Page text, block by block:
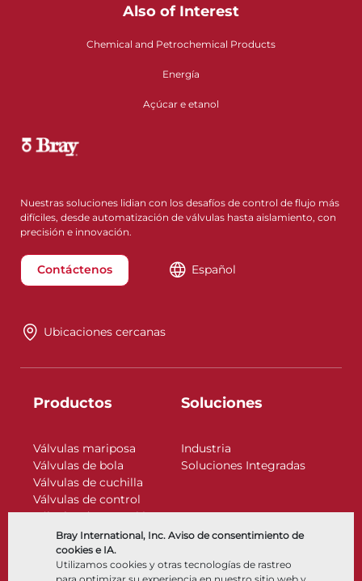
Bray International, Inc. Aviso de consentimiento de
cookies e IA.
Utilizamos cookies y otras tecnologías de rastreo
Also of Interest
Chemical and Petrochemical Products
Energía
Açúcar e etanol
Nuestras soluciones lidian con los desafíos de control de flujo más
difíciles, desde automatización de válvulas hasta aislamiento, con
precisión e innovación.
Contáctenos Español
Ubicaciones cercanas
Productos
Válvulas mariposa
Válvulas de bola
Válvulas de cuchilla
Válvulas de control
Válvulas de retención
Actuadores
Accesorios de control
Criogénico
Soluciones
Industria
Soluciones Integradas